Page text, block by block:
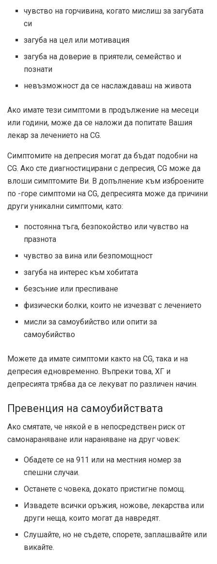
чувство на горчивина, когато мислиш за загубата
си
загуба на цел или мотивация
загуба на доверие в приятели, семейство и
познати
невъзможност да се наслаждаваш на живота
Ако имате тези симптоми в продължение на месеци
или години, може да се наложи да попитате Вашия
лекар за лечението на CG.
Симптомите на депресия могат да бъдат подобни на
CG. Ако сте диагностицирани с депресия, CG може да
влоши симптомите Ви. В допълнение към изброените
по -горе симптоми на CG, депресията може да причини
други уникални симптоми, като:
постоянна тъга, безпокойство или чувство на
празнота
чувство за вина или безпомощност
загуба на интерес към хобитата
безсъние или преспиване
физически болки, които не изчезват с лечението
мисли за самоубийство или опити за
самоубийство
Можете да имате симптоми както на CG, така и на
депресия едновременно. Въпреки това, ХГ и
депресията трябва да се лекуват по различен начин.
Превенция на самоубийствата
Ако смятате, че някой е в непосредствен риск от
самонараняване или нараняване на друг човек:
Обадете се на 911 или на местния номер за
спешни случаи.
Останете с човека, докато пристигне помощ.
Извадете всички оръжия, ножове, лекарства или
други неща, които могат да навредят.
Слушайте, но не съдете, спорете, заплашвайте или
викайте.